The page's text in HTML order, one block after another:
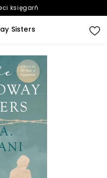
księgarń
Sisters